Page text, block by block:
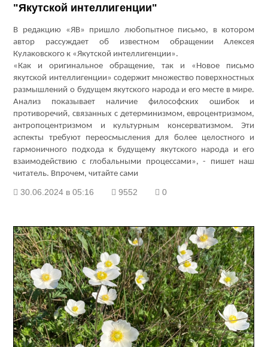
"Якутской интеллигенции"
В редакцию «ЯВ» пришло любопытное письмо, в котором
автор рассуждает об известном обращении Алексея
Кулаковского к «Якутской интеллигенции».
«Как и оригинальное обращение, так и «Новое письмо
якутской интеллигенции» содержит множество поверхностных
размышлений о будущем якутского народа и его месте в мире.
Анализ показывает наличие философских ошибок и
противоречий, связанных с детерминизмом, евроцентризмом,
антропоцентризмом и культурным консерватизмом. Эти
аспекты требуют переосмысления для более целостного и
гармоничного подхода к будущему якутского народа и его
взаимодействию с глобальными процессами», - пишет наш
читатель. Впрочем, читайте сами
30.06.2024 в 05:16 9552 0